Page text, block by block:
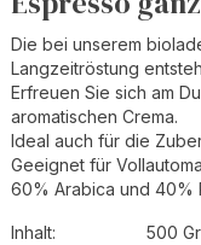
Die bei unserem
Langzeitröstung
Erfreuen Sie sich am
aromatischen Crema.
Ideal auch für die
Geeignet für
60% Arabica und 40%
Inhalt:
500